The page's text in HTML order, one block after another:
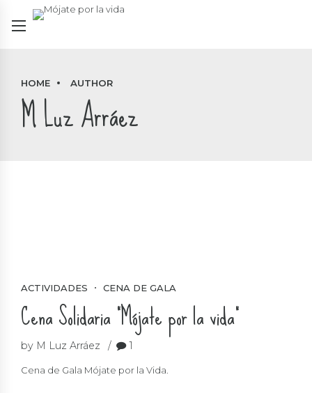
HOME AUTHOR
M Luz Arráez
ACTIVIDADES CENA DE GALA
Cena Solidaria “Mójate por la vida”
by M Luz Arráez 1
Cena de Gala Mójate por la Vida.